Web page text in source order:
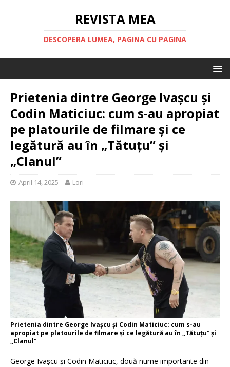
REVISTA MEA
DESCOPERA LUMEA, PAGINA CU PAGINA
Prietenia dintre George Ivașcu și
Codin Maticiuc: cum s-au apropiat
pe platourile de filmare și ce
legătură au în „Tătuțu” și
„Clanul”
April 14, 2025 Lori
Prietenia dintre George Ivașcu și Codin Maticiuc: cum s-au
apropiat pe platourile de filmare și ce legătură au în „Tătuțu” și
„Clanul”
George Ivașcu și Codin Maticiuc, două nume importante din